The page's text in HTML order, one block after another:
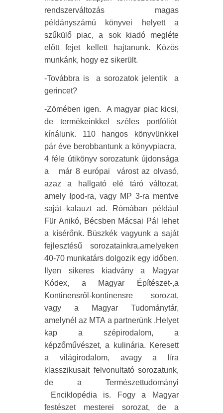
rendszerváltozás magas
példányszámú könyvei helyett a
szűkülő piac, a sok kiadó megléte
előtt fejet kellett hajtanunk. Közös
munkánk, hogy ez sikerült.
-Továbbra is a sorozatok jelentik
a
gerincet?
-Zömében igen.
A magyar piac kicsi,
de termékeinkkel széles portfóliót
kínálunk. 110 hangos könyvünkkel
pár éve berobbantunk a könyvpiacra,
4 féle útikönyv sorozatunk újdonsága
a
már 8 európai
várost az olvasó,
azaz a hallgató elé táró változat,
amely Ipod-ra, vagy MP 3-ra mentve
saját kalauzt ad. Rómában például
Für Anikó, Bécsben Mácsai Pál lehet
a kísérőnk. Büszkék vagyunk a saját
fejlesztésű sorozatainkra,amelyeken
40-70 munkatárs dolgozik egy időben.
Ilyen sikeres kiadvány a Magyar
Kódex, a Magyar Építészet-,a
Kontinensről-kontinensre sorozat,
vagy a Magyar Tudománytár,
amelynél az MTA a partnerünk .Helyet
kap a szépirodalom, a
képzőművészet, a kulinária. Keresett
a világirodalom, avagy a líra
klasszikusait felvonultató sorozatunk,
de a Természettudományi
Enciklopédia is. Fogy a Magyar
festészet mesterei sorozat, de a